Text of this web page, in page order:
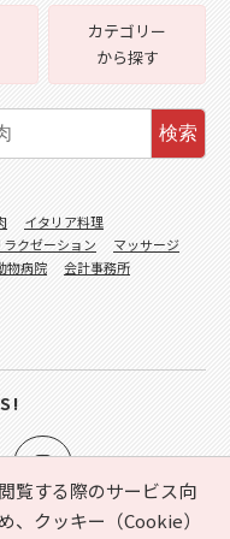
覧する際のサービス向
、クッキー（Cookie）
カテゴリー
から探す
検索
イタリア料理
ラクゼーション
マッサージ
物病院
会計事務所